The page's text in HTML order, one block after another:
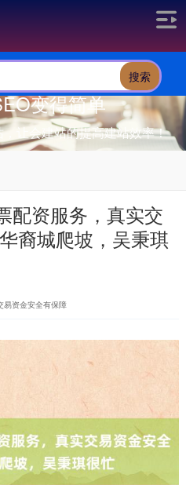
搜索
变得简单
让会建站的提高建站效率！
配资服务，真实交
裔城爬坡，吴秉琪
易资金安全有保障